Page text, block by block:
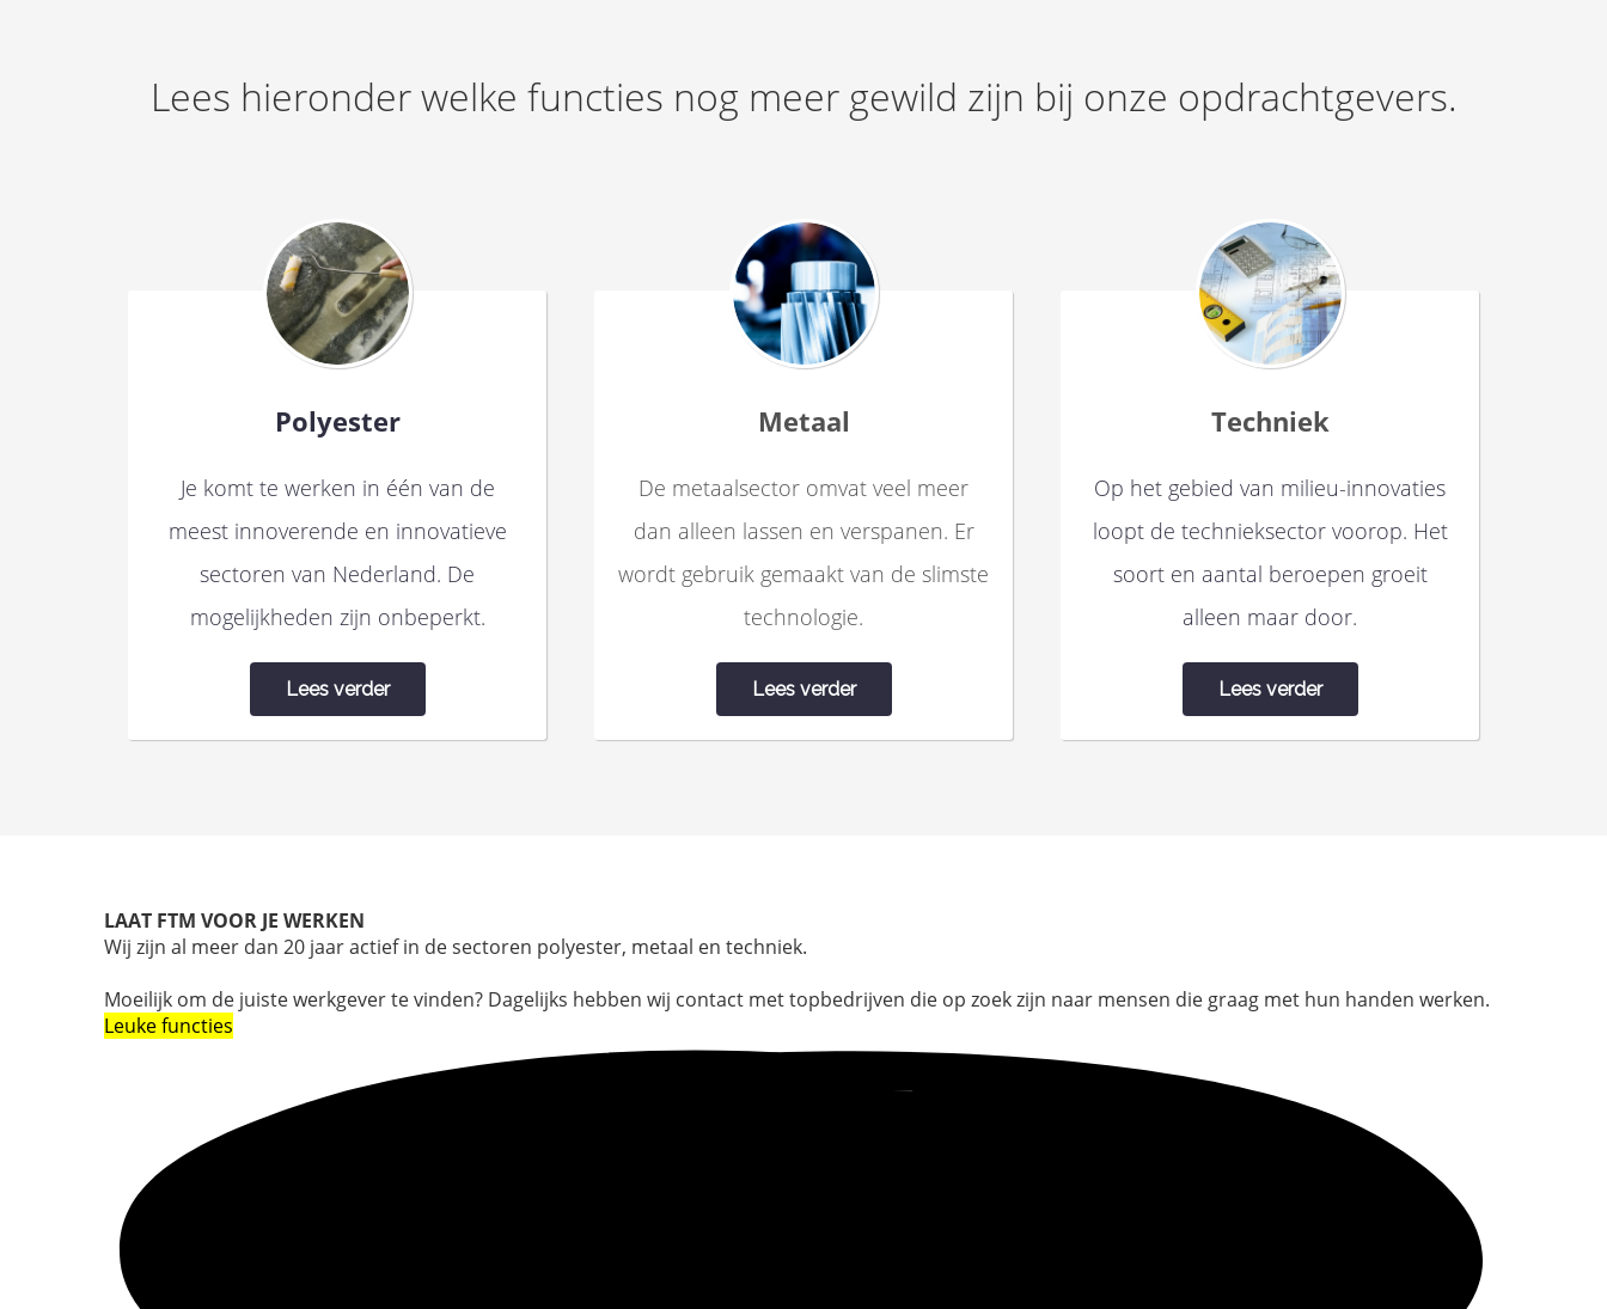
Lees hieronder welke functies nog meer gewild zijn bij onze opdrachtgevers.
Polyester
Je komt te werken in één van de
meest innoverende en innovatieve
sectoren van Nederland. De
mogelijkheden zijn onbeperkt.
Lees verder
Metaal
De metaalsector omvat veel meer
dan alleen lassen en verspanen. Er
wordt gebruik gemaakt van de slimste
technologie.
Lees verder
Techniek
Op het gebied van milieu-innovaties
loopt de technieksector voorop. Het
soort en aantal beroepen groeit
alleen maar door.
Lees verder
LAAT FTM VOOR JE WERKEN
Wij zijn al meer dan 20 jaar actief in de sectoren polyester, metaal en techniek.
Moeilijk om de juiste werkgever te vinden? Dagelijks hebben wij contact met topbedrijven die op zoek zijn naar mensen die graag met hun handen werken.
Leuke functies